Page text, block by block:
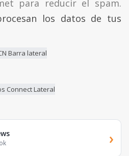
para reducir el spam.
los datos de tus
›